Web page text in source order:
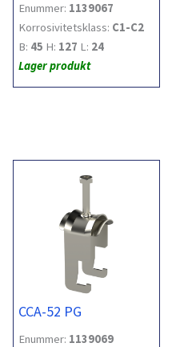
Enummer: 1139067
Korrosivitetsklass: C1-C2
B: 45 H: 127 L: 24
Lager produkt
CCA-52 PG
Enummer: 1139069